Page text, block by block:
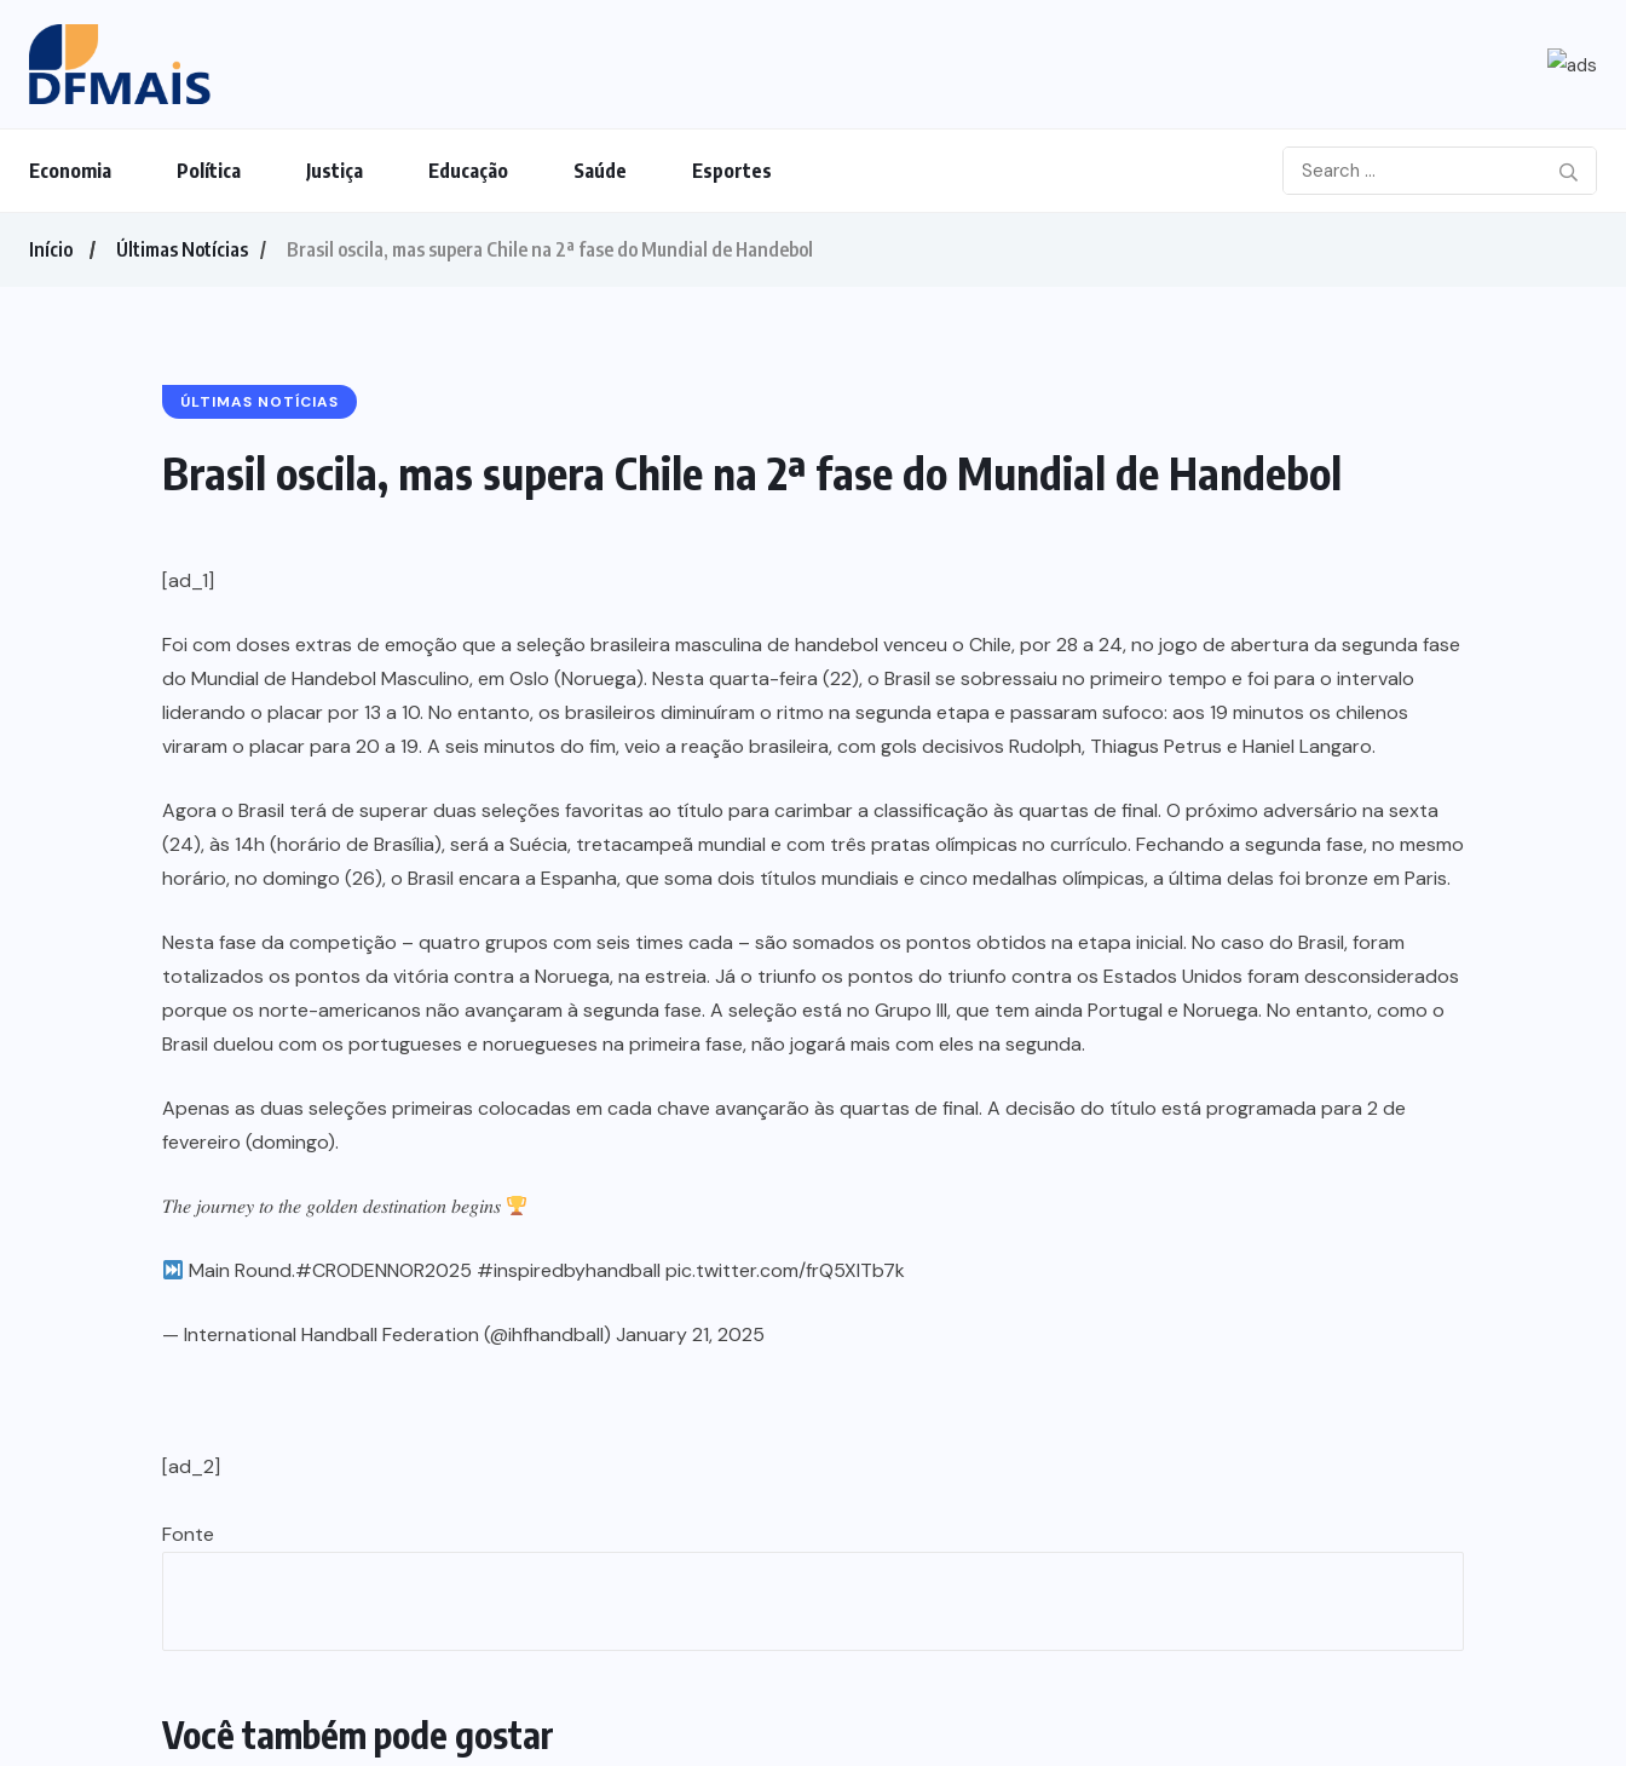
Economia Política Justiça Educação Saúde Esportes
Início Últimas Notícias Brasil oscila, mas supera Chile na 2ª fase do Mundial de Handebol
ÚLTIMAS NOTÍCIAS
Brasil oscila, mas supera Chile na 2ª fase do Mundial de Handebol
[ad_1]
Foi com doses extras de emoção que a seleção brasileira masculina de handebol venceu o Chile, por 28 a 24, no jogo de abertura da segunda fase
do Mundial de Handebol Masculino, em Oslo (Noruega). Nesta quarta-feira (22), o Brasil se sobressaiu no primeiro tempo e foi para o intervalo
liderando o placar por 13 a 10. No entanto, os brasileiros diminuíram o ritmo na segunda etapa e passaram sufoco: aos 19 minutos os chilenos
viraram o placar para 20 a 19. A seis minutos do fim, veio a reação brasileira, com gols decisivos Rudolph, Thiagus Petrus e Haniel Langaro.
Agora o Brasil terá de superar duas seleções favoritas ao título para carimbar a classificação às quartas de final. O próximo adversário na sexta
(24), às 14h (horário de Brasília), será a Suécia, tretacampeã mundial e com três pratas olímpicas no currículo. Fechando a segunda fase, no mesmo
horário, no domingo (26), o Brasil encara a Espanha, que soma dois títulos mundiais e cinco medalhas olímpicas, a última delas foi bronze em Paris.
Nesta fase da competição – quatro grupos com seis times cada – são somados os pontos obtidos na etapa inicial. No caso do Brasil, foram
totalizados os pontos da vitória contra a Noruega, na estreia. Já o triunfo os pontos do triunfo contra os Estados Unidos foram desconsiderados
porque os norte-americanos não avançaram à segunda fase. A seleção está no Grupo III, que tem ainda Portugal e Noruega. No entanto, como o
Brasil duelou com os portugueses e noruegueses na primeira fase, não jogará mais com eles na segunda.
Apenas as duas seleções primeiras colocadas em cada chave avançarão às quartas de final. A decisão do título está programada para 2 de
fevereiro (domingo).
𝑇ℎ𝑒 𝑗𝑜𝑢𝑟𝑛𝑒𝑦 𝑡𝑜 𝑡ℎ𝑒 𝑔𝑜𝑙𝑑𝑒𝑛 𝑑𝑒𝑠𝑡𝑖𝑛𝑎𝑡𝑖𝑜𝑛 𝑏𝑒𝑔𝑖𝑛𝑠
Main Round.#CRODENNOR2025 #inspiredbyhandball pic.twitter.com/frQ5XlTb7k
— International Handball Federation (@ihfhandball) January 21, 2025
[ad_2]
Fonte
Você também pode gostar